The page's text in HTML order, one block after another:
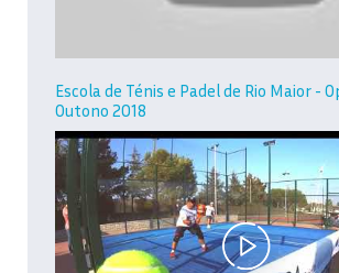
Escola de Ténis e Padel de Rio Maior -
Outono 2018